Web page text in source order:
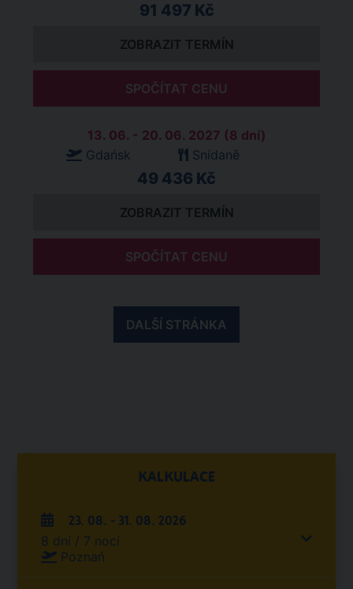
91 497 Kč
ZOBRAZIT TERMÍN
SPOČÍTAT CENU
13. 06. - 20. 06. 2027 (8 dní)
Gdańsk
Snídaně
49 436 Kč
ZOBRAZIT TERMÍN
SPOČÍTAT CENU
DALŠÍ STRÁNKA
KALKULACE
23. 08. - 31. 08. 2026
8 dní / 7 nocí
Poznań